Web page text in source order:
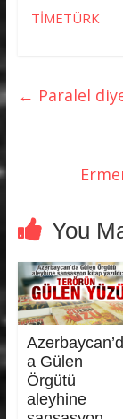
TİMETÜRK
← Paralel
You
Azerbaycan’d
a Gülen
Örgütü
aleyhine